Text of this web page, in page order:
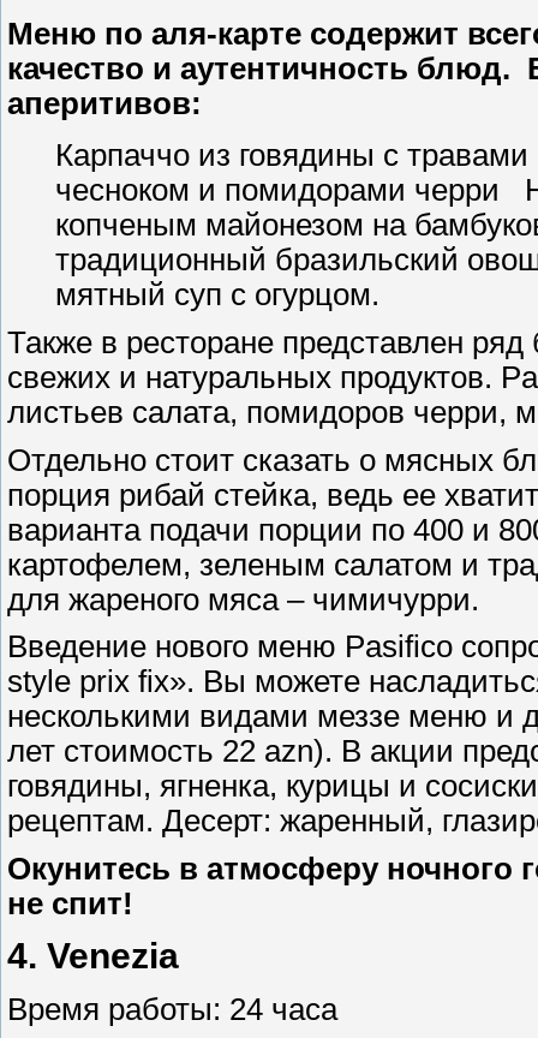
Меню по аля-карте содержит
качество и аутентичность
аперитивов:
Карпаччо из говядины с
чесноком и помидорами черри
копченым майонезом на
традиционный бразильский
мятный суп с огурцом.
Также в ресторане представлен
свежих и натуральных продуктов.
листьев салата, помидоров черри,
Отдельно стоит сказать о мясных
порция рибай стейка, ведь ее
варианта подачи порции по 400 и
картофелем, зеленым салатом и
для жареного мяса – чимичурри.
Введение нового меню Pasifico
style prix fix». Вы можете
несколькими видами меззе меню и
лет стоимость 22 azn). В акции
говядины, ягненка, курицы и
рецептам. Десерт: жаренный,
Окунитесь в атмосферу ночного
не спит!
4. Venezia
Время работы: 24 часа